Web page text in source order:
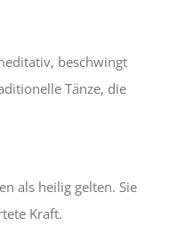
beschwingt
Tänze, die
als heilig gelten. Sie
Kraft.